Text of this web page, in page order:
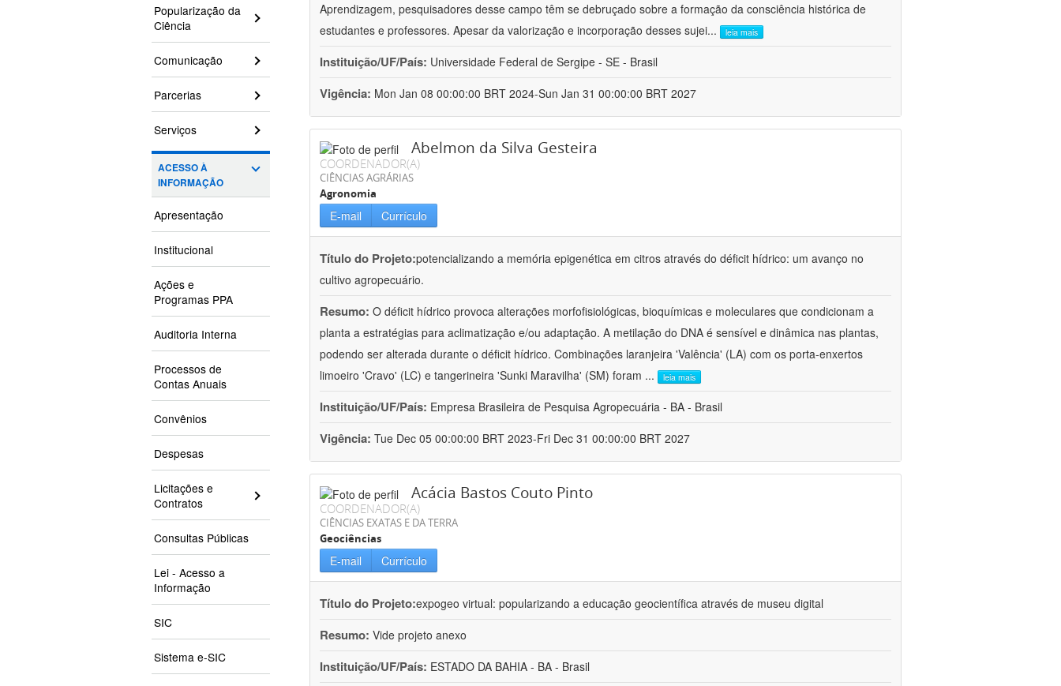
Popularização da
Ciência
Comunicação
Parcerias
Serviços
ACESSO À
INFORMAÇÃO
Apresentação
Institucional
Ações e
Programas PPA
Auditoria Interna
Processos de
Contas Anuais
Convênios
Despesas
Licitações e
Contratos
Consultas Públicas
Lei - Acesso a
Informação
SIC
Sistema e-SIC
Aprendizagem, pesquisadores desse campo têm se debruçado sobre a formação da consciência histórica de
estudantes e professores. Apesar da valorização e incorporação desses sujei... leia mais
Instituição/UF/País: Universidade Federal de Sergipe - SE - Brasil
Vigência: Mon Jan 08 00:00:00 BRT 2024-Sun Jan 31 00:00:00 BRT 2027
Abelmon da Silva Gesteira
COORDENADOR(A)
CIÊNCIAS AGRÁRIAS
Agronomia
E-mail Currículo
Título do Projeto:potencializando a memória epigenética em citros através do déficit hídrico: um avanço no
cultivo agropecuário.
Resumo: O déficit hídrico provoca alterações morfofisiológicas, bioquímicas e moleculares que condicionam a
planta a estratégias para aclimatização e/ou adaptação. A metilação do DNA é sensível e dinâmica nas plantas,
podendo ser alterada durante o déficit hídrico. Combinações laranjeira 'Valência' (LA) com os porta-enxertos
limoeiro 'Cravo' (LC) e tangerineira 'Sunki Maravilha' (SM) foram ... leia mais
Instituição/UF/País: Empresa Brasileira de Pesquisa Agropecuária - BA - Brasil
Vigência: Tue Dec 05 00:00:00 BRT 2023-Fri Dec 31 00:00:00 BRT 2027
Acácia Bastos Couto Pinto
COORDENADOR(A)
CIÊNCIAS EXATAS E DA TERRA
Geociências
E-mail Currículo
Título do Projeto:expogeo virtual: popularizando a educação geocientífica através de museu digital
Resumo: Vide projeto anexo
Instituição/UF/País: ESTADO DA BAHIA - BA - Brasil